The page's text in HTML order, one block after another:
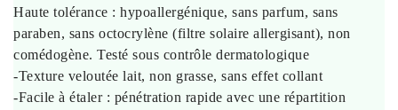
Haute tolérance : hypoallergénique, sans parfum, sans
paraben, sans octocrylène (filtre solaire allergisant), non
comédogène. Testé sous contrôle dermatologique
-Texture veloutée lait, non grasse, sans effet collant
-Facile à étaler : pénétration rapide avec une répartition